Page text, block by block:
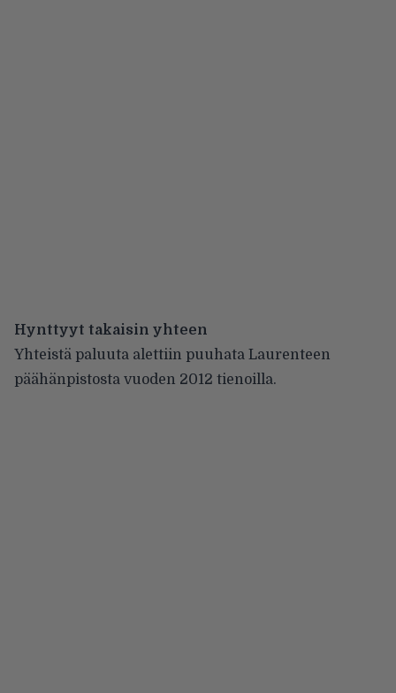
Hynttyyt takaisin yhteen
Yhteistä paluuta alettiin puuhata Laurenteen
päähänpistosta vuoden 2012 tienoilla.